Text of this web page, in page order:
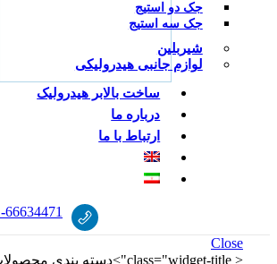
جک دو استیج
جک سه استیج
شیربلین
لوازم جانبی هیدرولیکی
ساخت بالابر هیدرولیک
درباره ما
ارتباط با ما
-66634471
Close
< class="widget-title">دسته‌ بندی محصولات